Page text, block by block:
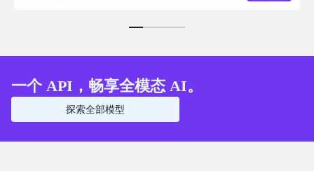
一个 API，畅享全模态 AI。
探索全部模型